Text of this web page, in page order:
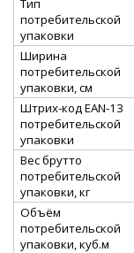
Тип
потребительской
упаковки
Ширина
потребительской
упаковки, см
Штрих-код EAN-13
потребительской
упаковки
Вес брутто
потребительской
упаковки, кг
Объём
потребительской
упаковки, куб.м